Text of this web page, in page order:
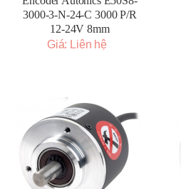
3000-3-N-24-C 3000 P/R
12-24V 8mm
Giá: Liên hệ